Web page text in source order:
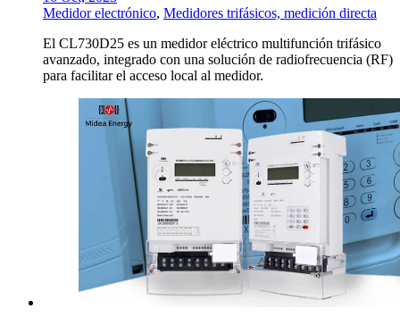
Medidor electrónico, Medidores trifásicos, medición directa
El CL730D25 es un medidor eléctrico multifunción trifásico
avanzado, integrado con una solución de radiofrecuencia (RF)
para facilitar el acceso local al medidor.